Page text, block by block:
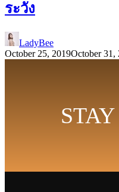
ระวัง
LadyBee
October 25, 2019October 31,